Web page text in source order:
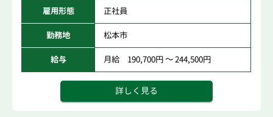
雇用形態 正社員
勤務地 松本市
給与 月給 190,700円 ～ 244,500円
詳しく見る